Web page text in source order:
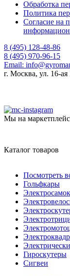
Обработка
Политика
Согласие на
8 (495) 128-48-86
8 (495) 970-96-15
Email:
г. Москва, ул. 16-
Мы на
Каталог товаров
Посмотреть
Гольфкары
Гироскутеры
Сигвеи